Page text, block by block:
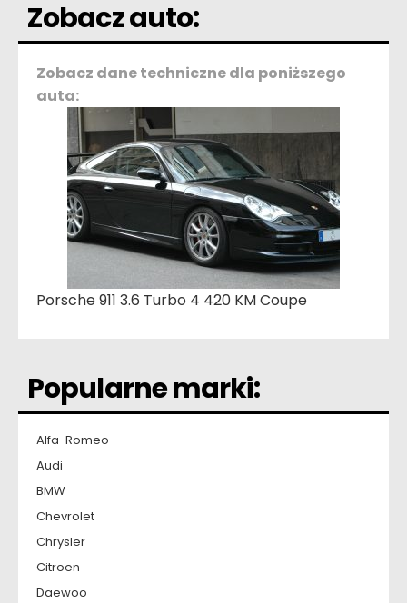
Zobacz auto:
Zobacz dane techniczne dla poniższego
auta:
Porsche 911 3.6 Turbo 4 420 KM Coupe
Popularne marki:
Alfa-Romeo
Audi
BMW
Chevrolet
Chrysler
Citroen
Daewoo